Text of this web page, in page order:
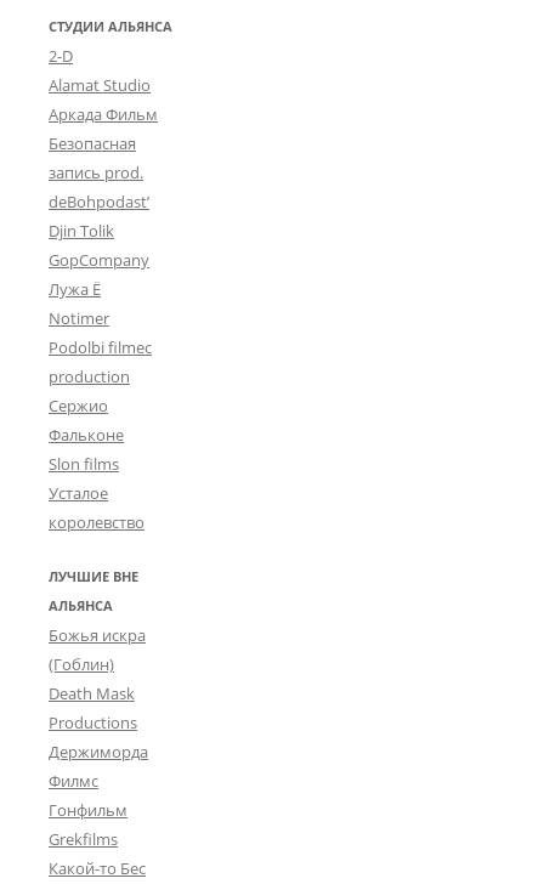
СТУДИИ АЛЬЯНСА
2-D
Alamat Studio
Аркада Фильм
Безопасная
запись prod.
deBohpodast’
Djin Tolik
GopCompany
Лужа Ё
Notimer
Podolbi filmec
production
Сержио
Фальконе
Slon films
Усталое
королевство
ЛУЧШИЕ ВНЕ
АЛЬЯНСА
Божья искра
(Гоблин)
Death Mask
Productions
Держиморда
Филмс
Гонфильм
Grekfilms
Какой-то Бес